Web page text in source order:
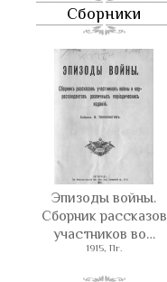
Сборники
Эпизоды войны.
Сборник рассказов
участников во…
1915, Пг.